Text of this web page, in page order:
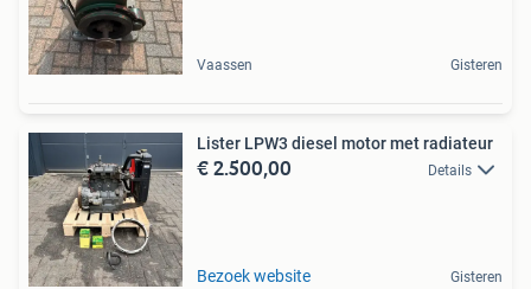
Vaassen Gisteren
Lister LPW3 diesel motor met radiateur
€ 2.500,00 Details
Bezoek website Gisteren